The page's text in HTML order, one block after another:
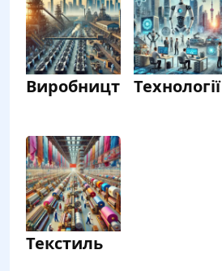
ВиробництвоТехнології
Текстиль